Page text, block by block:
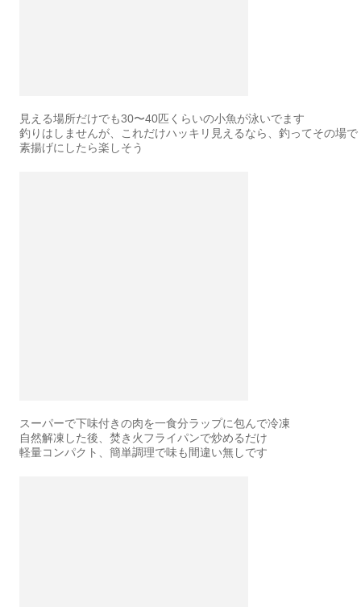
見える場所だけでも30〜40匹くらいの小魚が泳いでます
釣りはしませんが、これだけハッキリ見えるなら、釣ってその場で
素揚げにしたら楽しそう
スーパーで下味付きの肉を一食分ラップに包んで冷凍
自然解凍した後、焚き火フライパンで炒めるだけ
軽量コンパクト、簡単調理で味も間違い無しです